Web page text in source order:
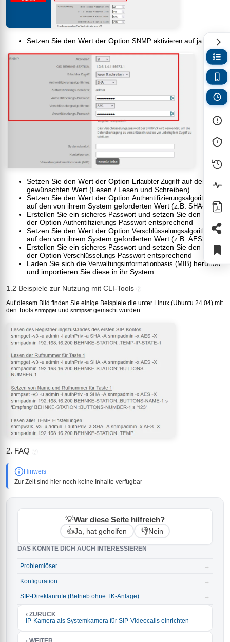
Setzen Sie den Wert der OptionSNMP aktivieren aufja
Setzen Sie den Wert der Option Erlaubter Zugriff auf den
gewünschten Wert (Lesen / Lesen und Schreiben)
Setzen Sie den Wert der OptionAuthentifizierungsalgorithmus
auf den von ihrem System geforderten Wert (z.B.SHA-512)
Erstellen Sie einsicheres Passwort und setzen Sie den Wert
der OptionAuthentifizierungs-Passwort entsprechend
Setzen Sie den Wert der OptionVerschlüsselungsalgorithmus
auf den von ihrem System geforderten Wert (z.B.AES256
Erstellen Sie einsicheres Passwort und setzen Sie den Wert
der OptionVerschlüsselungs-Passwort entsprechend
Laden Sie sich dieVerwaltungsinformationbasis (MIB) herunter
und importieren Sie diese in ihr System
1.2 Beispiele zur Nutzung mit CLI-Tools
Auf diesem Bild finden Sie einige Beispiele die unter Linux (Ubuntu 24.04) mit
den Toolssnmpget undsnmpset gemacht wurden.
2. FAQ
Hinweis
Zur Zeit sind hier noch keine Inhalte verfügbar
💡War diese Seite hilfreich?
👍Ja, hat geholfen 👎Nein
DAS KÖNNTE DICH AUCH INTERESSIEREN
Problemlöser →
Konfiguration →
SIP-Direktanrufe (Betrieb ohne TK-Anlage) →
‹ ZURÜCK
IP-Kamera als Systemkamera für SIP-Videocalls einrichten